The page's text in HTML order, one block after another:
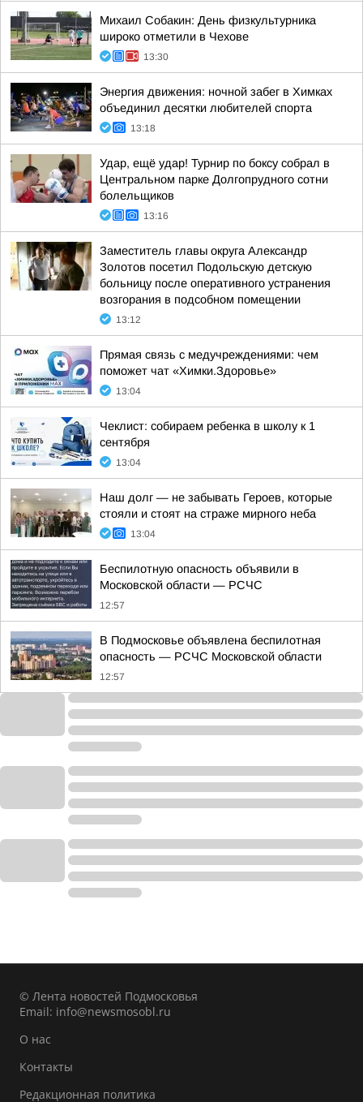
Михаил Собакин: День физкультурника
широко отметили в Чехове
13:30
Энергия движения: ночной забег в Химках
объединил десятки любителей спорта
13:18
Удар, ещё удар! Турнир по боксу собрал в
Центральном парке Долгопрудного сотни
болельщиков
13:16
Заместитель главы округа Александр
Золотов посетил Подольскую детскую
больницу после оперативного устранения
возгорания в подсобном помещении
13:12
Прямая связь с медучреждениями: чем
поможет чат «Химки.Здоровье»
13:04
Чеклист: собираем ребенка в школу к 1
сентября
13:04
Наш долг — не забывать Героев, которые
стояли и стоят на страже мирного неба
13:04
Беспилотную опасность объявили в
Московской области — РСЧС
12:57
В Подмосковье объявлена беспилотная
опасность — РСЧС Московской области
12:57
© Лента новостей Подмосковья
Email: info@newsmosobl.ru
О нас
Контакты
Редакционная политика